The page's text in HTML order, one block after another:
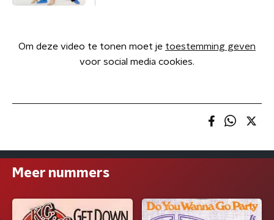
Om deze video te tonen moet je toestemming geven
voor social media cookies.
Meer nummers